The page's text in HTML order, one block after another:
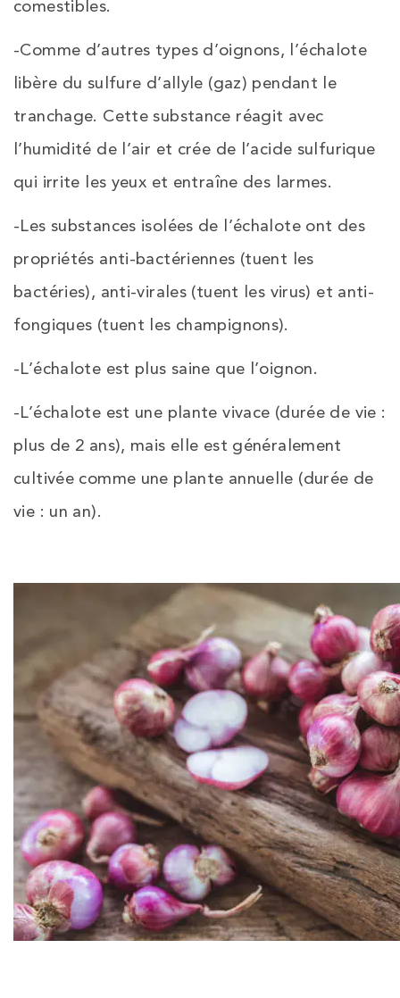
comestibles.
-Comme d’autres types d’oignons, l’échalote
libère du sulfure d’allyle (gaz) pendant le
tranchage. Cette substance réagit avec
l’humidité de l’air et crée de l’acide sulfurique
qui irrite les yeux et entraîne des larmes.
-Les substances isolées de l’échalote ont des
propriétés anti-bactériennes (tuent les
bactéries), anti-virales (tuent les virus) et anti-
fongiques (tuent les champignons).
-L’échalote est plus saine que l’oignon.
-L’échalote est une plante vivace (durée de vie :
plus de 2 ans), mais elle est généralement
cultivée comme une plante annuelle (durée de
vie : un an).